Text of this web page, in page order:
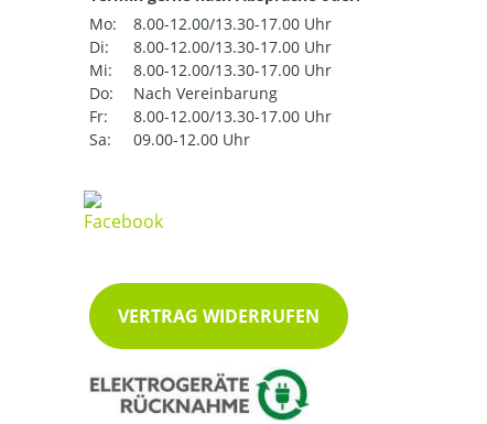
Mo:
8.00-12.00/13.30-17.00 Uhr
Di:
8.00-12.00/13.30-17.00 Uhr
Mi:
8.00-12.00/13.30-17.00 Uhr
Do:
Nach Vereinbarung
Fr:
8.00-12.00/13.30-17.00 Uhr
Sa:
09.00-12.00 Uhr
VERTRAG WIDERRUFEN